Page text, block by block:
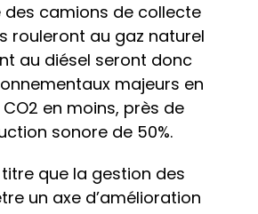
des camions de collecte
rouleront au gaz naturel
au diésel seront donc
majeurs en
en moins, près de
sonore de 50%.
que la gestion des
un axe d’amélioration